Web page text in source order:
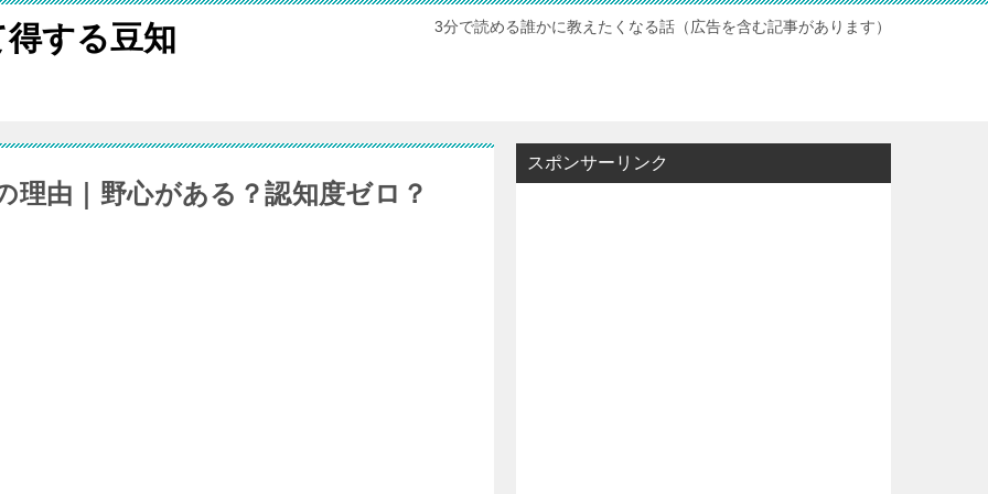
する豆知 3分で読める誰かに教えたくなる話（広告を含む記事があります）
理由｜野心がある？認知度ゼロ？
スポンサーリンク